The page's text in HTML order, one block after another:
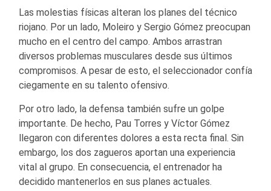
Las molestias físicas alteran los planes del técnico
riojano. Por un lado, Moleiro y Sergio Gómez preocupan
mucho en el centro del campo. Ambos arrastran
diversos problemas musculares desde sus últimos
compromisos. A pesar de esto, el seleccionador confía
ciegamente en su talento ofensivo.
Por otro lado, la defensa también sufre un golpe
importante. De hecho, Pau Torres y Víctor Gómez
llegaron con diferentes dolores a esta recta final. Sin
embargo, los dos zagueros aportan una experiencia
vital al grupo. En consecuencia, el entrenador ha
decidido mantenerlos en sus planes actuales.